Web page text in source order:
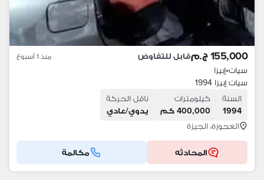
155,000 ج.م قابل للتفاوض منذ 1 أسبوع
سيات•إبيزا
سيات إبيزا 1994
السنة
1994
كيلومترات
400,000 كم
ناقل الحركة
يدوي/عادي
العجوزة، الجيزة
المحادثه مكالمة